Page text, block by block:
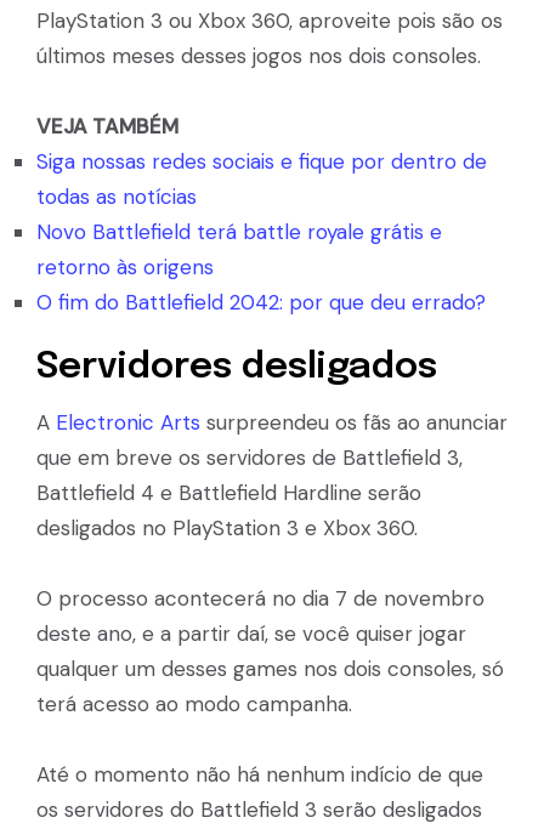
PlayStation 3 ou Xbox 360, aproveite pois são os
últimos meses desses jogos nos dois consoles.
VEJA TAMBÉM
Siga nossas redes sociais e fique por dentro de
todas as notícias
Novo Battlefield terá battle royale grátis e
retorno às origens
O fim do Battlefield 2042: por que deu errado?
Servidores desligados
A Electronic Arts surpreendeu os fãs ao anunciar
que em breve os servidores de Battlefield 3,
Battlefield 4 e Battlefield Hardline serão
desligados no PlayStation 3 e Xbox 360.
O processo acontecerá no dia 7 de novembro
deste ano, e a partir daí, se você quiser jogar
qualquer um desses games nos dois consoles, só
terá acesso ao modo campanha.
Até o momento não há nenhum indício de que
os servidores do Battlefield 3 serão desligados